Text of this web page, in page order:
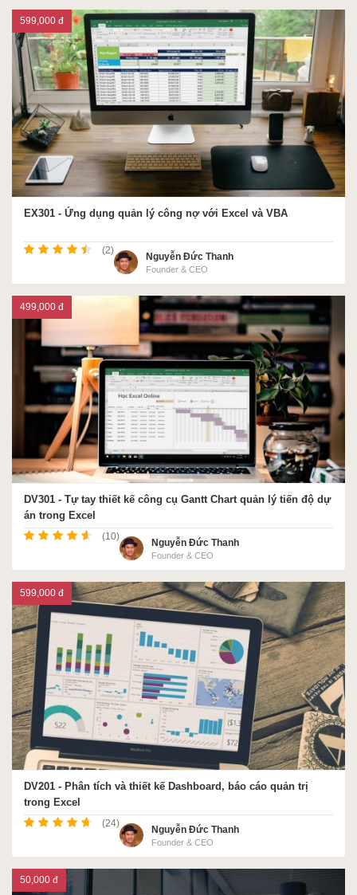
EX301 - Ứng dụng quản lý công nợ với Excel và VBA
(2)
Nguyễn Đức Thanh
Founder & CEO
599,000 đ
DV301 - Tự tay thiết kế công cụ Gantt Chart quản lý tiến độ dự
án trong Excel
(10)
Nguyễn Đức Thanh
Founder & CEO
499,000 đ
DV201 - Phân tích và thiết kế Dashboard, báo cáo quản trị
trong Excel
(24)
Nguyễn Đức Thanh
Founder & CEO
599,000 đ
50,000 đ